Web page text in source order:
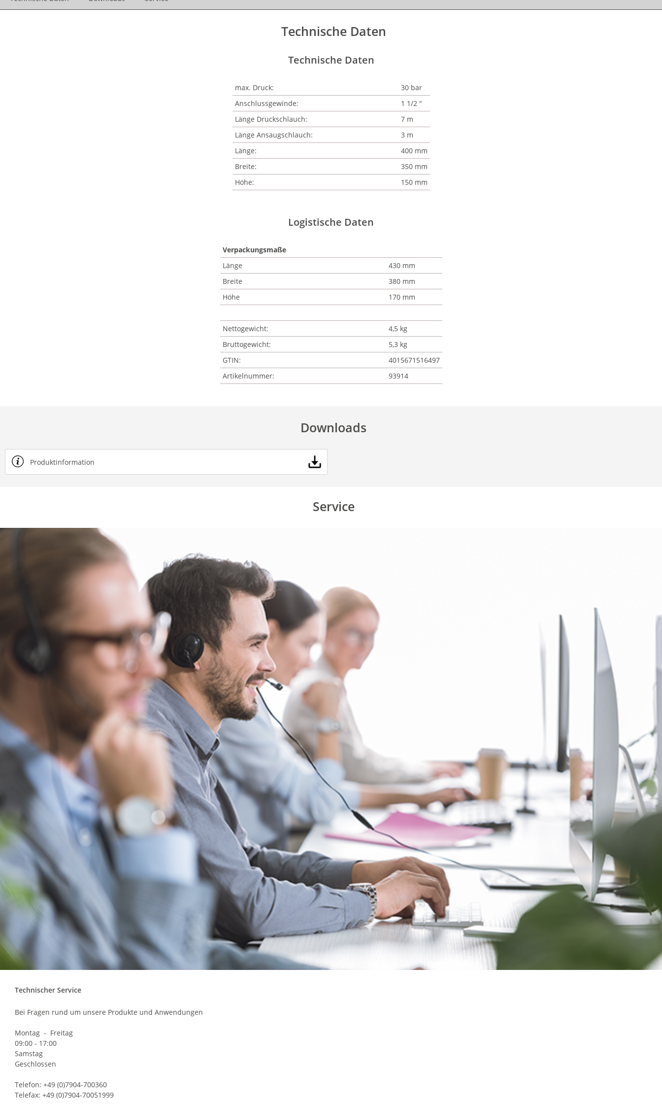
Technische Daten
Technische Daten
max. Druck:
30 bar
Anschlussgewinde:
1 1/2 "
Länge Druckschlauch:
7 m
Länge Ansaugschlauch:
3 m
Länge:
400 mm
Breite:
350 mm
Höhe:
150 mm
Logistische Daten
Verpackungsmaße
Länge
430 mm
Breite
380 mm
Höhe
170 mm
Nettogewicht:
4,5 kg
Bruttogewicht:
5,3 kg
GTIN:
4015671516497
Artikelnummer:
93914
Downloads
Produktinformation
Service
Technischer Service
Bei Fragen rund um unsere Produkte und Anwendungen
Montag - Freitag
09:00 - 17:00
Samstag
Geschlossen
Telefon: +49 (0)7904-700360
Telefax: +49 (0)7904-70051999